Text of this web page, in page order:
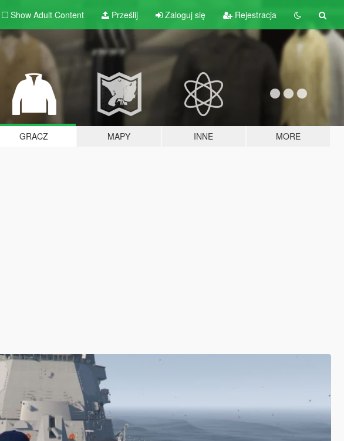
Show Adult Content Prześlij Zaloguj się Rejestracja
GRACZ MAPY INNE MORE